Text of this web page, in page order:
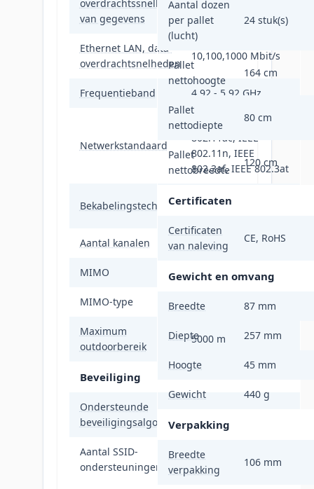
overdrachtssnelheid
van gegevens
867 Mbit/s
Ethernet LAN, data-
overdrachtsnelheden
10,100,1000 Mbit/s
Frequentieband 4.92 - 5.92 GHz
Netwerkstandaard
IEEE 802.11a, IEEE
802.11ac, IEEE
802.11n, IEEE
802.3af, IEEE 802.3at
Bekabelingstechnologie
10/100/1000Base-
Aantal kanalen 165 kanalen
MIMO Ja
MIMO-type Multi User MIMO
Maximum
outdoorbereik
5000 m
Beveiliging
Ondersteunde
beveiligingsalgoritmen
Aantal SSID-
ondersteuningen
4
Aantal dozen
per pallet
(lucht)
24 stuk(s)
Pallet
nettohoogte
164 cm
Pallet
nettodiepte
80 cm
Pallet
nettobreedte
120 cm
Certificaten
Certificaten
van naleving
CE, RoHS
Gewicht en omvang
Breedte 87 mm
Diepte 257 mm
Hoogte 45 mm
Gewicht 440 g
Verpakking
Breedte
verpakking
106 mm